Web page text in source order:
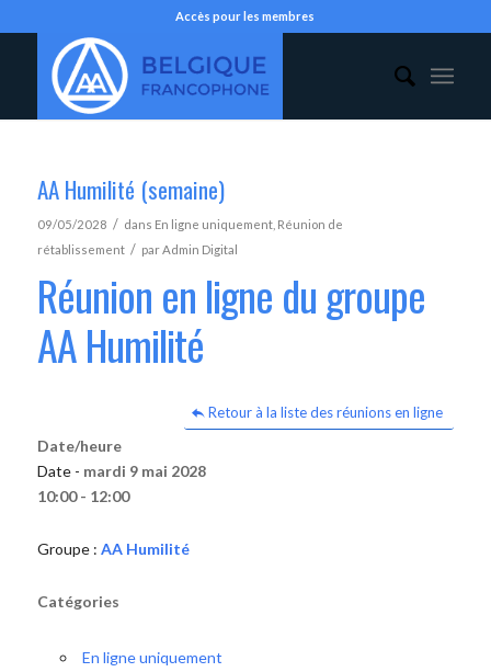
Accès pour les membres
AA Humilité (semaine)
09/05/2028 / dans En ligne uniquement, Réunion de
rétablissement / parAdmin Digital
Réunion en ligne du groupe
AA Humilité
Retour à la liste des réunions en ligne
Date/heure
Date - mardi 9 mai 2028
10:00 - 12:00
Groupe : AA Humilité
Catégories
En ligne uniquement